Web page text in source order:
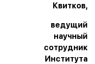
Квитков,
ведущий
научный
сотрудник
Института